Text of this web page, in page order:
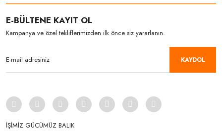
E-BÜLTENE KAYIT OL
Kampanya ve özel tekliflerimizden ilk önce siz yararlanın.
KAYDOL
İŞİMİZ GÜCÜMÜZ BALIK